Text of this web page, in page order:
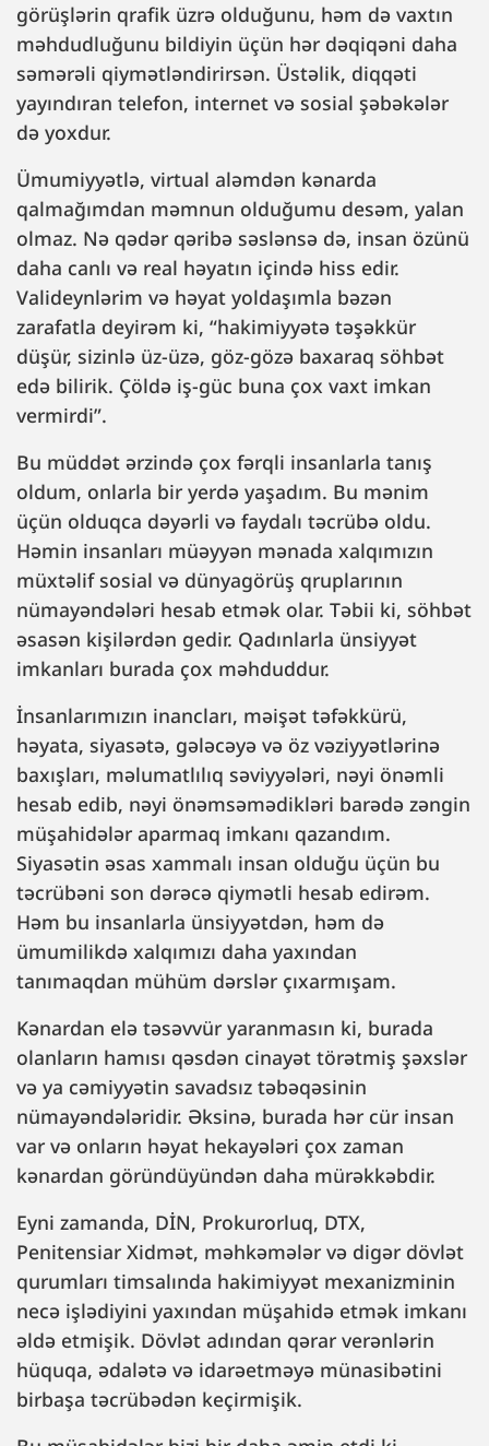
görüşlərin qrafik üzrə olduğunu, həm də vaxtın
məhdudluğunu bildiyin üçün hər dəqiqəni daha
səmərəli qiymətləndirirsən. Üstəlik, diqqəti
yayındıran telefon, internet və sosial şəbəkələr
də yoxdur.
Ümumiyyətlə, virtual aləmdən kənarda
qalmağımdan məmnun olduğumu desəm, yalan
olmaz. Nə qədər qəribə səslənsə də, insan özünü
daha canlı və real həyatın içində hiss edir.
Valideynlərim və həyat yoldaşımla bəzən
zarafatla deyirəm ki, “hakimiyyətə təşəkkür
düşür, sizinlə üz-üzə, göz-gözə baxaraq söhbət
edə bilirik. Çöldə iş-güc buna çox vaxt imkan
vermirdi”.
Bu müddət ərzində çox fərqli insanlarla tanış
oldum, onlarla bir yerdə yaşadım. Bu mənim
üçün olduqca dəyərli və faydalı təcrübə oldu.
Həmin insanları müəyyən mənada xalqımızın
müxtəlif sosial və dünyagörüş qruplarının
nümayəndələri hesab etmək olar. Təbii ki, söhbət
əsasən kişilərdən gedir. Qadınlarla ünsiyyət
imkanları burada çox məhduddur.
İnsanlarımızın inancları, məişət təfəkkürü,
həyata, siyasətə, gələcəyə və öz vəziyyətlərinə
baxışları, məlumatlılıq səviyyələri, nəyi önəmli
hesab edib, nəyi önəmsəmədikləri barədə zəngin
müşahidələr aparmaq imkanı qazandım.
Siyasətin əsas xammalı insan olduğu üçün bu
təcrübəni son dərəcə qiymətli hesab edirəm.
Həm bu insanlarla ünsiyyətdən, həm də
ümumilikdə xalqımızı daha yaxından
tanımaqdan mühüm dərslər çıxarmışam.
Kənardan elə təsəvvür yaranmasın ki, burada
olanların hamısı qəsdən cinayət törətmiş şəxslər
və ya cəmiyyətin savadsız təbəqəsinin
nümayəndələridir. Əksinə, burada hər cür insan
var və onların həyat hekayələri çox zaman
kənardan göründüyündən daha mürəkkəbdir.
Eyni zamanda, DİN, Prokurorluq, DTX,
Penitensiar Xidmət, məhkəmələr və digər dövlət
qurumları timsalında hakimiyyət mexanizminin
necə işlədiyini yaxından müşahidə etmək imkanı
əldə etmişik. Dövlət adından qərar verənlərin
hüquqa, ədalətə və idarəetməyə münasibətini
birbaşa təcrübədən keçirmişik.